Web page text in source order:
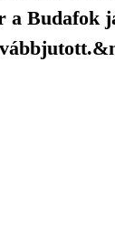
Budafok